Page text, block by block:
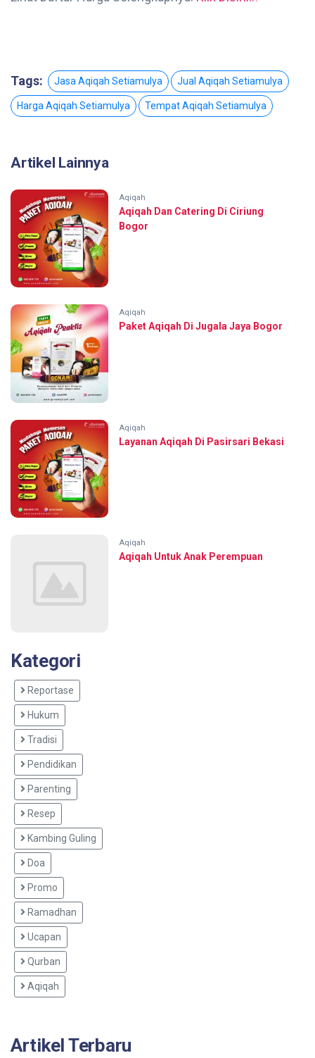
Tags: Jasa Aqiqah Setiamulya Jual Aqiqah Setiamulya
Harga Aqiqah Setiamulya Tempat Aqiqah Setiamulya
Artikel Lainnya
Aqiqah
Aqiqah Dan Catering Di Ciriung
Bogor
Aqiqah
Paket Aqiqah Di Jugala Jaya Bogor
Aqiqah
Layanan Aqiqah Di Pasirsari Bekasi
Aqiqah
Aqiqah Untuk Anak Perempuan
Kategori
Reportase
Hukum
Tradisi
Pendidikan
Parenting
Resep
Kambing Guling
Doa
Promo
Ramadhan
Ucapan
Qurban
Aqiqah
Artikel Terbaru